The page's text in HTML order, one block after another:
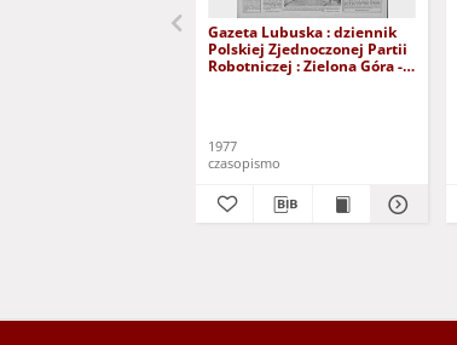
Gazeta Lubuska : dziennik
Polskiej Zjednoczonej Partii
Robotniczej : Zielona Góra -
1977
czasopismo